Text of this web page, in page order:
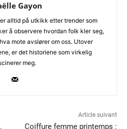
Gayon
alltid på utkikk etter trender som
å observere hvordan folk kler seg,
mote avslører om oss. Utover
er det historiene som virkelig
meg.
Article suivant
Coiffure femme printemps :